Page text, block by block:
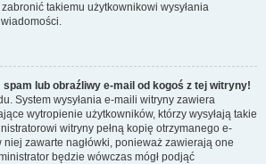
takiemu użytkownikowi wysyłania
spam lub obraźliwy e-mail od kogoś z tej witryny!
System wysyłania e-maili witryny zawiera
wytropienie użytkowników, którzy wysyłają takie
witryny pełną kopię otrzymanego e-
niej zawarte nagłówki, ponieważ zawierają one
będzie wówczas mógł podjąć